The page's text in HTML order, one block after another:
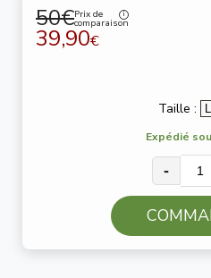
50€Prix de
comparaison
39,90€
Taille :
Expédié
-